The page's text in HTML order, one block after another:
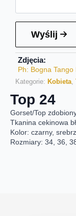
Wyślij
Zdjęcia:
Ph: Bogna Tango
Kategorie: Kobieta
Top 24
Gorset/Top
Tkanina cekinowa
Kolor: czarny,
Rozmiary: 34, 36,